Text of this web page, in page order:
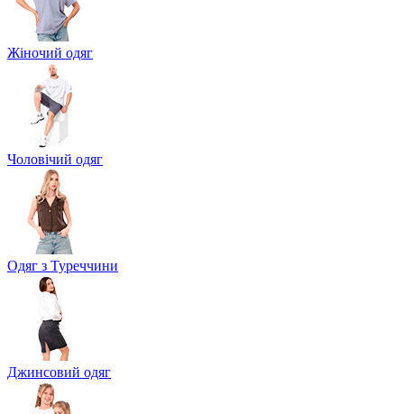
Жіночий одяг
Чоловічий одяг
Одяг з Туреччини
Джинсовий одяг